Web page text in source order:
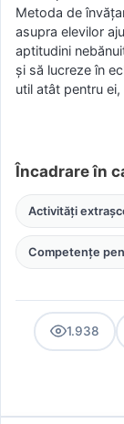
Metoda de
asupra elevilor
aptitudini
și să lucreze în
util atât pentru
Încadrare în
Activități
Competențe
1.938